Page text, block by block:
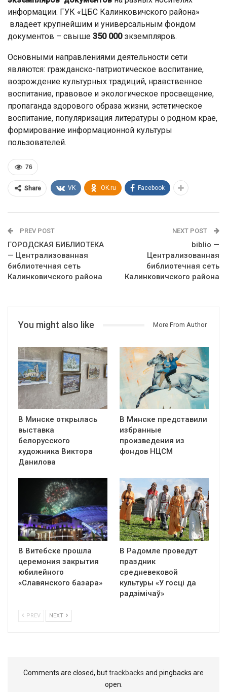
информации. ГУК «ЦБС Калинковичского района»
владеет крупнейшим и универсальным фондом
документов – свыше 350 000экземпляров.
Основными направлениями деятельности сети
являются: гражданско-патриотическое воспитание,
возрождение культурных традиций, нравственное
воспитание, правовое и экологическое просвещение,
пропаганда здорового образа жизни, эстетическое
воспитание, популяризация литературы о родном крае,
формирование информационной культуры
пользователей.
76
Share VK OK.ru Facebook
PREV POST
ГОРОДСКАЯ БИБЛИОТЕКА
— Централизованная
библиотечная сеть
Калинковичского района
NEXT POST
biblio —
Централизованная
библиотечная сеть
Калинковичского района
You might also like More From Author
В Минске открылась
выставка
белорусского
художника Виктора
Данилова
В Минске представили
избранные
произведения из
фондов НЦСМ
В Витебске прошла
церемония закрытия
юбилейного
«Славянского базара»
В Радомле проведут
праздник
средневековой
культуры «У госці да
радзімічаў»
PREV NEXT
Comments are closed, buttrackbacks and pingbacks are
open.